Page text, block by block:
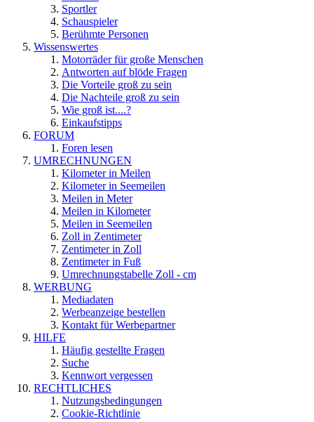
Sportler
Schauspieler
Berühmte Personen
Wissenswertes
Motorräder für große Menschen
Antworten auf blöde Fragen
Die Vorteile groß zu sein
Die Nachteile groß zu sein
Wie groß ist....?
Einkaufstipps
FORUM
Foren lesen
UMRECHNUNGEN
Kilometer in Meilen
Kilometer in Seemeilen
Meilen in Meter
Meilen in Kilometer
Meilen in Seemeilen
Zoll in Zentimeter
Zentimeter in Zoll
Zentimeter in Fuß
Umrechnungstabelle Zoll - cm
WERBUNG
Mediadaten
Werbeanzeige bestellen
Kontakt für Werbepartner
HILFE
Häufig gestellte Fragen
Suche
Kennwort vergessen
RECHTLICHES
Nutzungsbedingungen
Cookie-Richtlinie